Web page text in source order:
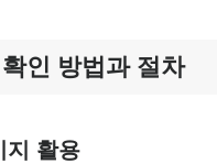
인 방법과 절차
지 활용